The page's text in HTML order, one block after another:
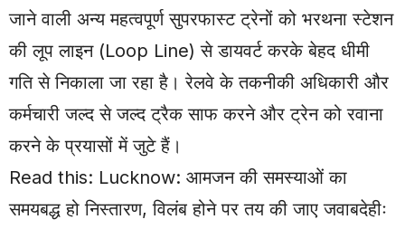
जाने वाली अन्य महत्वपूर्ण सुपरफास्ट ट्रेनों को भरथना स्टेशन
की लूप लाइन (Loop Line) से डायवर्ट करके बेहद धीमी
गति से निकाला जा रहा है। रेलवे के तकनीकी अधिकारी और
कर्मचारी जल्द से जल्द ट्रैक साफ करने और ट्रेन को रवाना
करने के प्रयासों में जुटे हैं।
Read this: Lucknow: आमजन की समस्याओं का
समयबद्ध हो निस्तारण, विलंब होने पर तय की जाए जवाबदेहीः